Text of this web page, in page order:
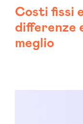
Costi fissi
differenze
meglio